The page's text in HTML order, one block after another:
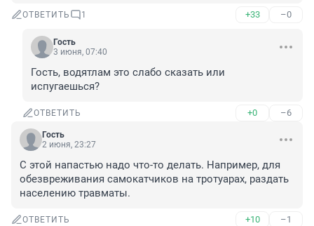
ОТВЕТИТЬ 1 +33 –0
Гость
3 июня, 07:40
Гость, водятлам это слабо сказать или
испугаешься?
ОТВЕТИТЬ +0 –6
Гость
2 июня, 23:27
С этой напастью надо что-то делать. Например, для
обезвреживания самокатчиков на тротуарах, раздать
населению травматы.
ОТВЕТИТЬ +10 –1